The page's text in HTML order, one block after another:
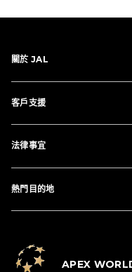
關於 JAL
客戶支援
法律事宜
熱門目的地
APEX